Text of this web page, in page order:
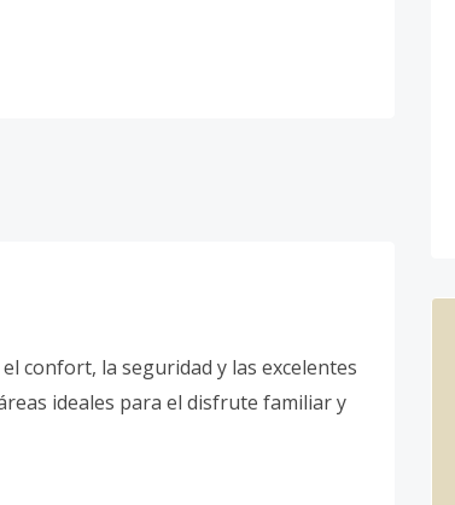
confort, la seguridad y las excelentes
ideales para el disfrute familiar y